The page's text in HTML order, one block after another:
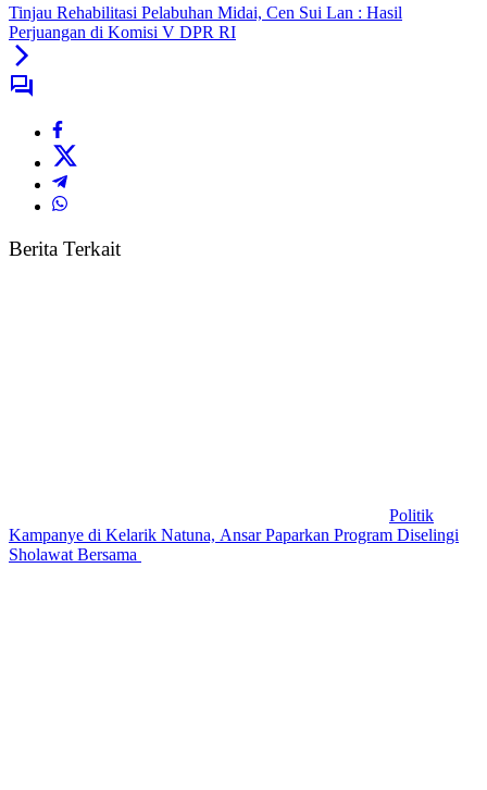
Tinjau Rehabilitasi Pelabuhan Midai, Cen Sui Lan : Hasil
Perjuangan di Komisi V DPR RI
Berita Terkait
Politik
Kampanye di Kelarik Natuna, Ansar Paparkan Program Diselingi
Sholawat Bersama